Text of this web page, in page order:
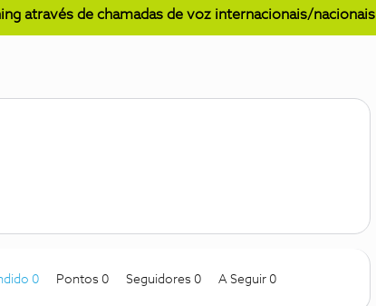
através de chamadas de voz internacionais/nacionais
0 Pontos 0 Seguidores 0 A Seguir 0